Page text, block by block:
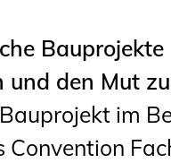
Bauprojekte
den Mut
im